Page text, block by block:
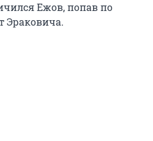
Ежов, попав по
Эраковича.